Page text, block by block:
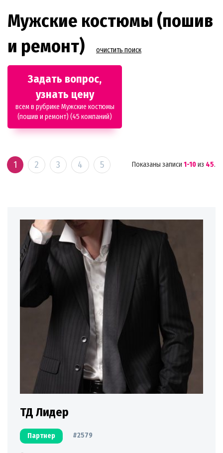
Мужские костюмы (пошив
и ремонт)
очистить поиск
Задать вопрос,
узнать цену
всем в рубрике Мужские костюмы
(пошив и ремонт) (45 компаний)
1 2 3 4 5 Показаны записи 1-10из 45.
ТД Лидер
Партнер #2579